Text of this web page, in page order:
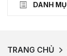
DANH
TRANG CHỦ